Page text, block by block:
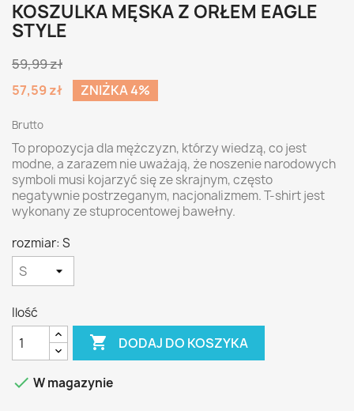
KOSZULKA MĘSKA Z ORŁEM EAGLE
STYLE
59,99 zł
57,59 zł
ZNIŻKA 4%
Brutto
To propozycja dla mężczyzn, którzy wiedzą, co jest
modne, a zarazem nie uważają, że noszenie narodowych
symboli musi kojarzyć się ze skrajnym, często
negatywnie postrzeganym, nacjonalizmem. T-shirt jest
wykonany ze stuprocentowej bawełny.
rozmiar: S
Ilość
 DODAJ DO KOSZYKA
 W magazynie